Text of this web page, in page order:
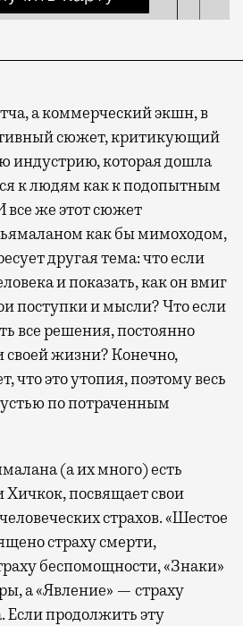
а коммерческий экшн, в
сюжет, критикующий
индустрию, которая дошла
к людям как к подопытным
же этот сюжет
как бы мимоходом,
другая тема: что если
и показать, как он вмиг
поступки и мысли? Что если
все решения, постоянно
своей жизни? Конечно,
это утопия, поэтому весь
по потраченным
(а их много) есть
Хичкок, посвящает свои
страхов. «Шестое
страху смерти,
беспомощности, «Знаки»
а «Явление» — страху
Если продолжить эту